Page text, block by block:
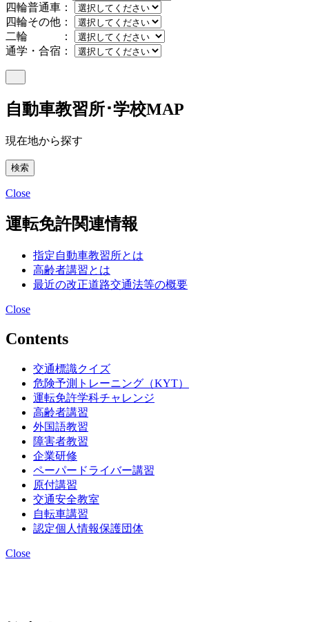
四輪普通車：
四輪その他：
二輪 ：
通学・合宿：
自動車教習所･学校MAP
現在地から探す
Close
運転免許関連情報
指定自動車教習所とは
高齢者講習とは
最近の改正道路交通法等の概要
Close
Contents
交通標識クイズ
危険予測トレーニング（KYT）
運転免許学科チャレンジ
高齢者講習
外国語教習
障害者教習
企業研修
ペーパードライバー講習
原付講習
交通安全教室
自転車講習
認定個人情報保護団体
Close